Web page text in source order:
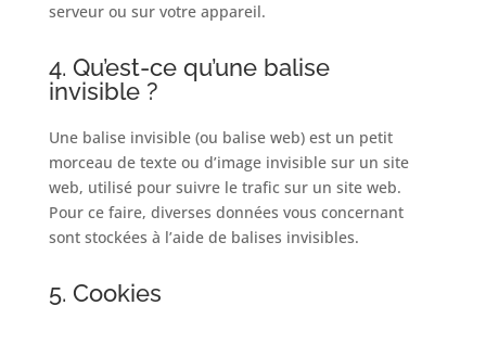
serveur ou sur votre appareil.
4. Qu’est-ce qu’une balise
invisible ?
Une balise invisible (ou balise web) est un petit
morceau de texte ou d’image invisible sur un site
web, utilisé pour suivre le trafic sur un site web.
Pour ce faire, diverses données vous concernant
sont stockées à l’aide de balises invisibles.
5. Cookies